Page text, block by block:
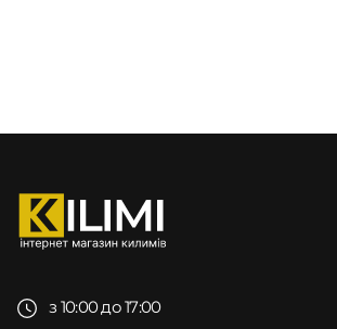
з 10:00 до 17:00